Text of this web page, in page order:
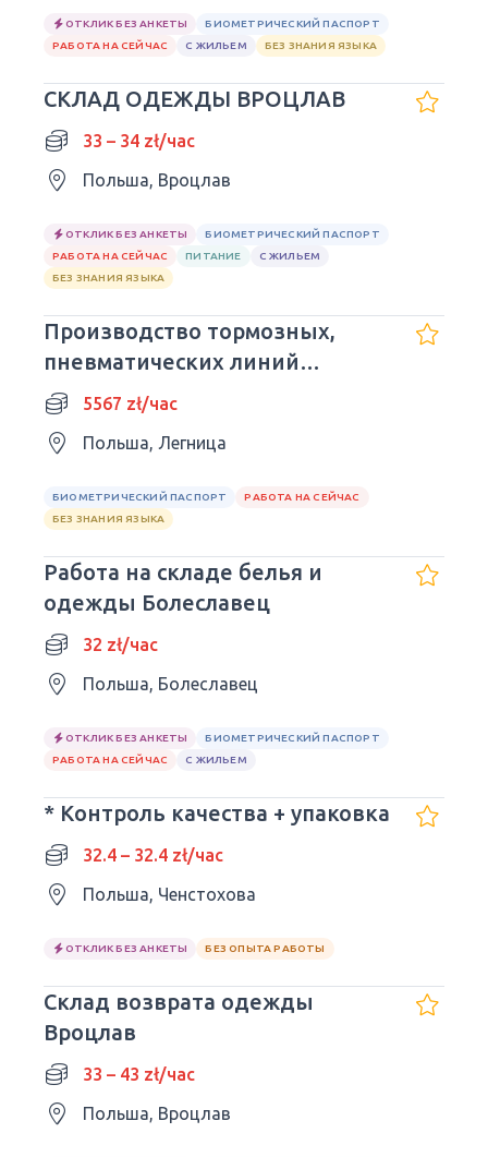
ОТКЛИК БЕЗ АНКЕТЫ
БИОМЕТРИЧЕСКИЙ ПАСПОРТ
РАБОТА НА СЕЙЧАС
С ЖИЛЬЕМ БЕЗ ЗНАНИЯ ЯЗЫКА
СКЛАД ОДЕЖДЫ ВРОЦЛАВ
33 – 34 zł/час
Польша, Вроцлав
ОТКЛИК БЕЗ АНКЕТЫ
БИОМЕТРИЧЕСКИЙ ПАСПОРТ
РАБОТА НА СЕЙЧАС
ПИТАНИЕ
С ЖИЛЬЕМ
БЕЗ ЗНАНИЯ ЯЗЫКА
Производство тормозных,
пневматических линий
Легница
5567 zł/час
Польша, Легница
БИОМЕТРИЧЕСКИЙ ПАСПОРТ
РАБОТА НА СЕЙЧАС
БЕЗ ЗНАНИЯ ЯЗЫКА
Работа на складе белья и
одежды Болеславец
32 zł/час
Польша, Болеславец
ОТКЛИК БЕЗ АНКЕТЫ
БИОМЕТРИЧЕСКИЙ ПАСПОРТ
РАБОТА НА СЕЙЧАС
С ЖИЛЬЕМ
* Контроль качества + упаковка
32.4 – 32.4 zł/час
Польша, Ченстохова
ОТКЛИК БЕЗ АНКЕТЫ БЕЗ ОПЫТА РАБОТЫ
Склад возврата одежды
Вроцлав
33 – 43 zł/час
Польша, Вроцлав